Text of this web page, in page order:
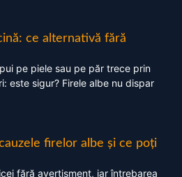
ce alternativă fără
pe piele sau pe păr trece prin
este sigur? Firele albe nu dispar
firelor albe și ce poți
fără avertisment, iar întrebarea